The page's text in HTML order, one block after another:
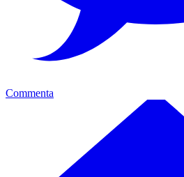
Commenta